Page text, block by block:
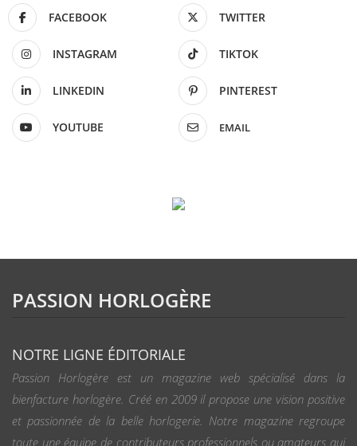
FACEBOOK TWITTER
INSTAGRAM TIKTOK
LINKEDIN PINTEREST
YOUTUBE EMAIL
PASSION HORLOGÈRE
NOTRE LIGNE ÉDITORIALE
Passion Horlogère est un magazine web spécialisé dans la
bienfacture horlogère. Créé en 2009 il propose une vision positive
et passionnée de la belle horlogerie. Notre magazine regroupe
toute une équipe de contributeurs professionnels ou amateurs qui